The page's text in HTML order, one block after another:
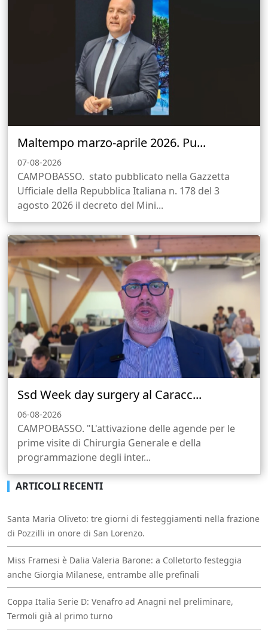
Maltempo marzo-aprile 2026. Pu...
07-08-2026
CAMPOBASSO. stato pubblicato nella Gazzetta
Ufficiale della Repubblica Italiana n. 178 del 3
agosto 2026 il decreto del Mini...
Ssd Week day surgery al Caracc...
06-08-2026
CAMPOBASSO. "L'attivazione delle agende per le
prime visite di Chirurgia Generale e della
programmazione degli inter...
ARTICOLI RECENTI
Santa Maria Oliveto: tre giorni di festeggiamenti nella frazione
di Pozzilli in onore di San Lorenzo.
Miss Framesi è Dalia Valeria Barone: a Colletorto festeggia
anche Giorgia Milanese, entrambe alle prefinali
Coppa Italia Serie D: Venafro ad Anagni nel preliminare,
Termoli già al primo turno